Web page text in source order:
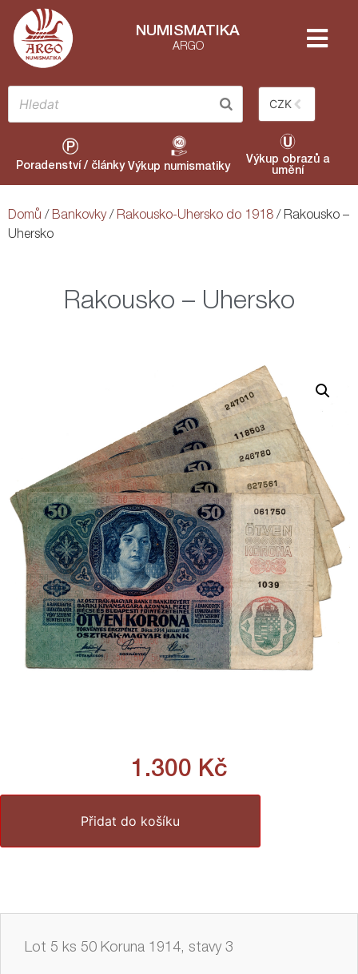
NUMISMATIKA
ARGO
CZK
Poradenství / články Výkup numismatiky
Výkup obrazů a
umění
Domů / Bankovky/ Rakousko-Uhersko do 1918 / Rakousko –
Uhersko
Rakousko – Uhersko
1.300 Kč
Přidat do košíku
Lot 5 ks 50 Koruna 1914, stavy 3